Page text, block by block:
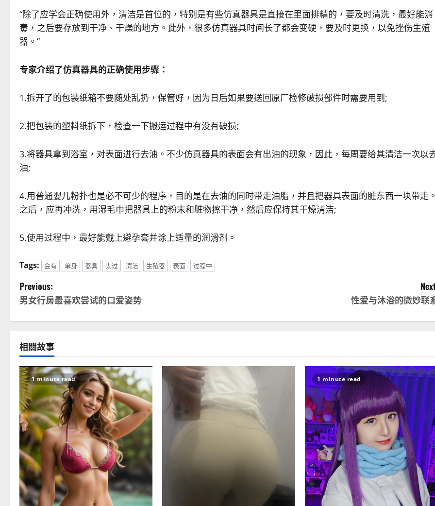
“除了应学会正确使用外，清洁是首位的，特别是有些仿真器具是直接在里面排精的，要及时清洗，最好能消
毒，之后要存放到干净、干燥的地方。此外，很多仿真器具时间长了都会变硬，要及时更换，以免挫伤生殖
器。”
专家介绍了仿真器具的正确使用步骤：
1.拆开了的包装纸箱不要随处乱扔，保管好，因为日后如果要送回原厂检修破损部件时需要用到;
2.把包装的塑料纸拆下，检查一下搬运过程中有没有破损;
3.将器具拿到浴室，对表面进行去油。不少仿真器具的表面会有出油的现象，因此，每周要给其清洁一次以
油;
4.用普通婴儿粉扑也是必不可少的程序，目的是在去油的同时带走油脂，并且把器具表面的脏东西一块带走
之后，应再冲洗，用湿毛巾把器具上的粉末和脏物擦干净，然后应保持其干燥清洁;
5.使用过程中，最好能戴上避孕套并涂上适量的润滑剂。
Tags: 会有 单身 器具 太过 清洁 生殖器 表面 过程中
P
o
s
t
n
a
v
i
g
a
t
Previous:
男女行房最喜欢尝试的口爱姿势
性爱与沐浴的微妙联
相關故事
1 minute read 1 minute read